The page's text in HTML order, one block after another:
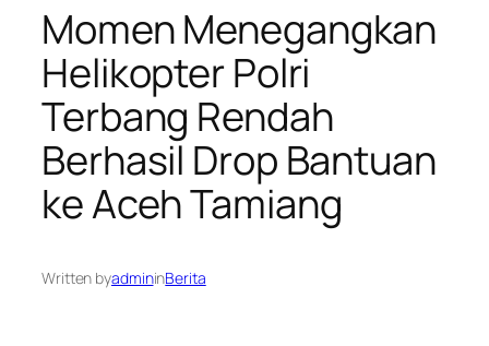
Momen Menegangkan
Helikopter Polri
Terbang Rendah
Berhasil Drop Bantuan
ke Aceh Tamiang
Written byadmininBerita